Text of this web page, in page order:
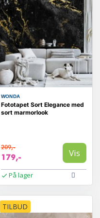
WONDA
Fototapet Sort Elegance med
sort marmorlook
209,-
179,- Vis
På lager
TILBUD